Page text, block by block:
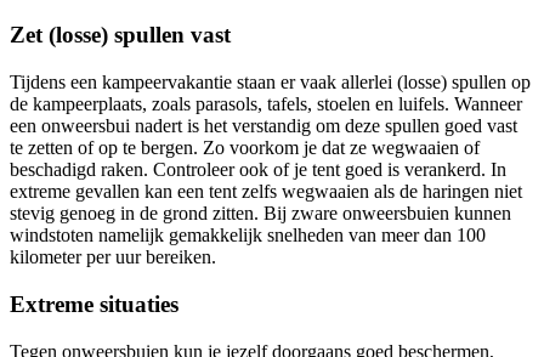
Zet (losse) spullen vast
Tijdens een kampeervakantie staan er vaak allerlei (losse) spullen op
de kampeerplaats, zoals parasols, tafels, stoelen en luifels. Wanneer
een onweersbui nadert is het verstandig om deze spullen goed vast
te zetten of op te bergen. Zo voorkom je dat ze wegwaaien of
beschadigd raken. Controleer ook of je tent goed is verankerd. In
extreme gevallen kan een tent zelfs wegwaaien als de haringen niet
stevig genoeg in de grond zitten. Bij zware onweersbuien kunnen
windstoten namelijk gemakkelijk snelheden van meer dan 100
kilometer per uur bereiken.
Extreme situaties
Tegen onweersbuien kun je jezelf doorgaans goed beschermen,